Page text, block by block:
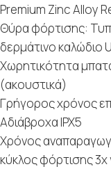
Premium Zinc Alloy
Θύρα φόρτισης:
δερμάτινο καλώδιο
Χωρητικότητα
(ακουστικά)
Γρήγορος χρόνος
Αδιάβροχα IPX5
Χρόνος
κύκλος φόρτισης 3x